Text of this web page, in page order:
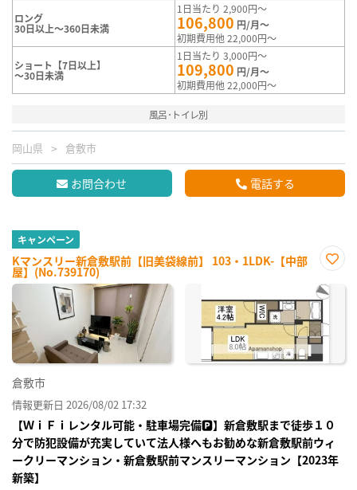
ロング
30日以上～360日未満
1日当たり 2,900円～
106,800 円/月～
初期費用他 22,000円～
ショート【7日以上】
～30日未満
1日当たり 3,000円～
109,800 円/月～
初期費用他 22,000円～
風呂･トイレ別
岡山県 倉敷市
お問合わせ 電話する
キャンペーン
Kマンスリー新倉敷駅前【旧美袋線前】 103・1LDK-【中部
屋】(No.739170)
に入
り登
倉敷市
情報更新日 2026/08/02 17:32
【ＷｉＦｉレンタル可能・駐車場完備🅿】新倉敷駅まで徒歩１０
分で防犯設備が充実していて法人様へもお勧めな新倉敷駅前ウィ
ークリーマンション・新倉敷駅前マンスリーマンション【2023年
新築】